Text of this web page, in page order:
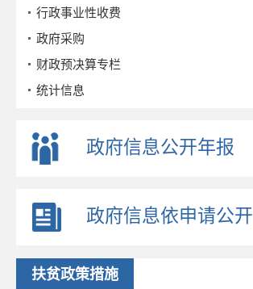
行政事业性收费
政府采购
财政预决算专栏
统计信息
事业单位招考
公示公告
财政信息
行政执法公示
政府信息公开年报
政府信息依申请公开
扶贫政策措施